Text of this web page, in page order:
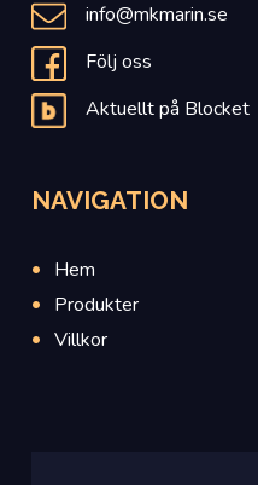
info@mkmarin.se
Följ oss
Aktuellt på Blocket
NAVIGATION
Hem
Produkter
Villkor